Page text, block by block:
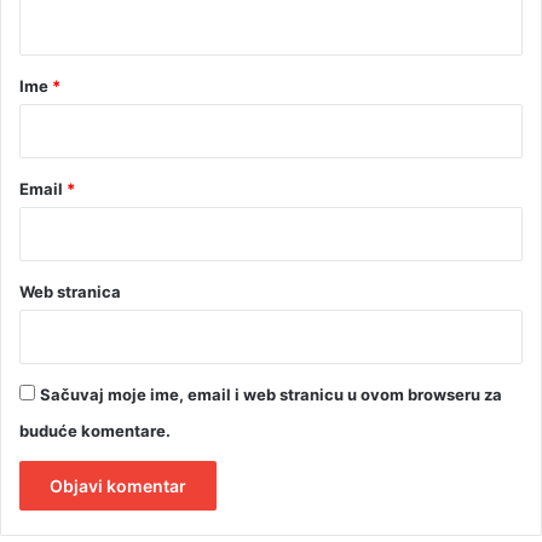
r
Ime *
Email *
Web stranica
Sačuvaj moje ime, email i web stranicu u ovom browseru za
buduće komentare.